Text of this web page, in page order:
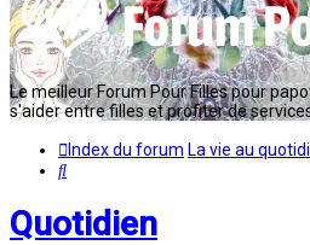
Le meilleur Forum Pour Filles pour
s'aider entre filles et profiter de
Index du forum La vie au
Rechercher
Quotidien